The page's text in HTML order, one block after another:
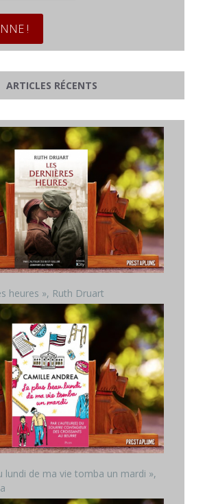
ARTICLES RÉCENTS
heures », Ruth Druart
lundi de ma vie tomba un mardi »,